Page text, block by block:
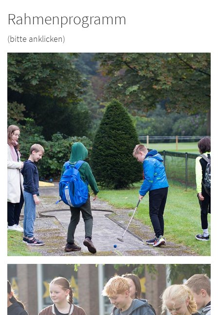
Rahmenprogramm
(bitte anklicken)